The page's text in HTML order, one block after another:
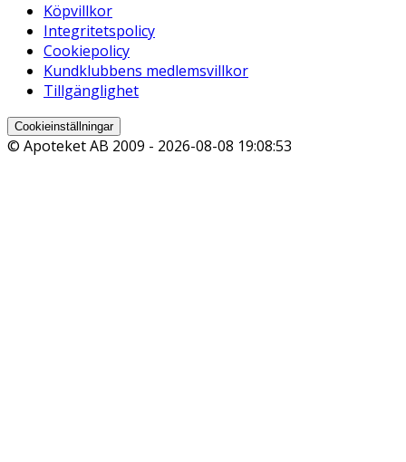
Köpvillkor
Integritetspolicy
Cookiepolicy
Kundklubbens medlemsvillkor
Tillgänglighet
Cookieinställningar
© Apoteket AB 2009 - 2026-08-08 19:08:53